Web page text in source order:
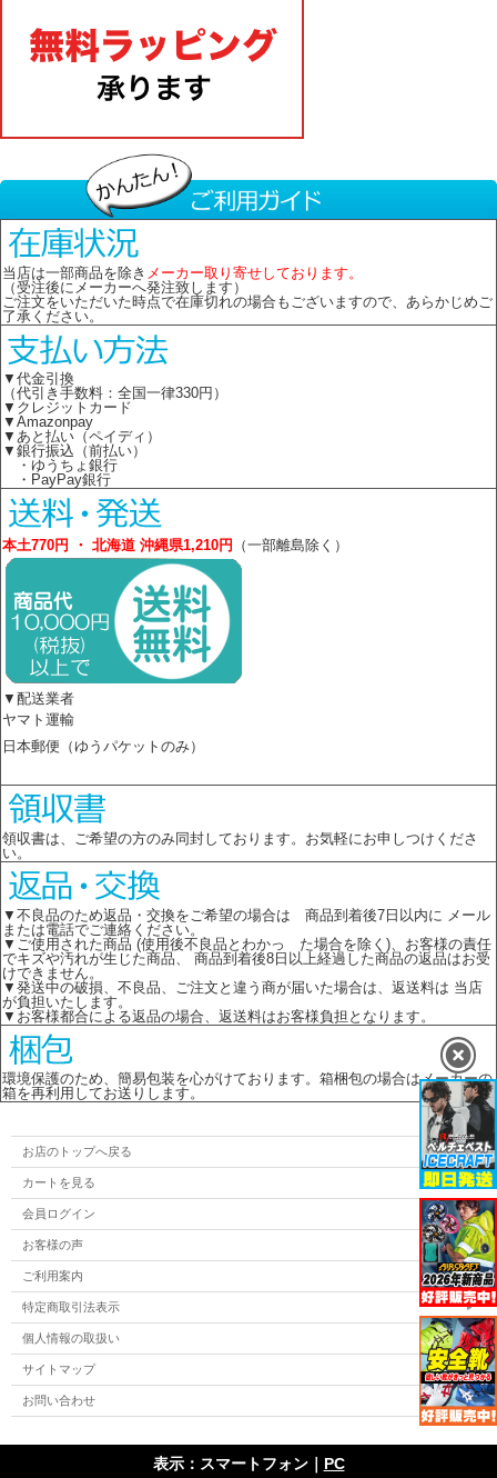
当店は一部商品を除き メーカー取り寄せしております。
（受注後にメーカーへ発注致します）
ご注文をいただいた時点で在庫切れの場合もございますので、あらかじめご
了承ください。
▼代金引換
（代引き手数料：全国一律330円）
▼クレジットカード
▼Amazonpay
▼あと払い（ペイディ）
▼銀行振込（前払い）
・ゆうちょ銀行
・PayPay銀行
本土770円 ・ 北海道 沖縄県1,210円 （一部離島除く）
▼配送業者
ヤマト運輸
日本郵便（ゆうパケットのみ）
領収書は、ご希望の方のみ同封しております。お気軽にお申しつけくださ
い。
▼不良品のため返品・交換をご希望の場合は 商品到着後7日以内に メール
または電話でご連絡ください。
▼ご使用された商品 (使用後不良品とわかっ た場合を除く)、お客様の責任
でキズや汚れが生じた商品、 商品到着後8日以上経過した商品の返品はお受
けできません。
▼発送中の破損、不良品、ご注文と違う商が届いた場合は、返送料は 当店
が負担いたします。
▼お客様都合による返品の場合、返送料はお客様負担となります。
環境保護のため、簡易包装を心がけております。箱梱包の場合はメーカーの
箱を再利用してお送りします。
お店のトップへ戻る
カートを見る
会員ログイン
お客様の声
ご利用案内
特定商取引法表示
個人情報の取扱い
サイトマップ
お問い合わせ
表示：スマートフォン｜ PC